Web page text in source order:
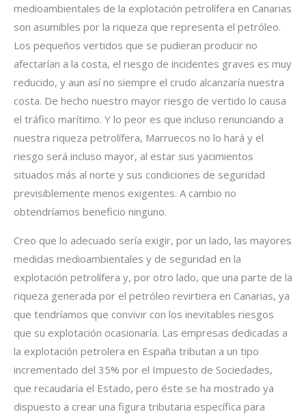
medioambientales de la explotación petrolífera en Canarias
son asumibles por la riqueza que representa el petróleo.
Los pequeños vertidos que se pudieran producir no
afectarían a la costa, el riesgo de incidentes graves es muy
reducido, y aun así no siempre el crudo alcanzaría nuestra
costa. De hecho nuestro mayor riesgo de vertido lo causa
el tráfico marítimo. Y lo peor es que incluso renunciando a
nuestra riqueza petrolífera, Marruecos no lo hará y el
riesgo será incluso mayor, al estar sus yacimientos
situados más al norte y sus condiciones de seguridad
previsiblemente menos exigentes. A cambio no
obtendríamos beneficio ninguno.
Creo que lo adecuado sería exigir, por un lado, las mayores
medidas medioambientales y de seguridad en la
explotación petrolífera y, por otro lado, que una parte de la
riqueza generada por el petróleo revirtiera en Canarias, ya
que tendríamos que convivir con los inevitables riesgos
que su explotación ocasionaría. Las empresas dedicadas a
la explotación petrolera en España tributan a un tipo
incrementado del 35% por el Impuesto de Sociedades,
que recaudaría el Estado, pero éste se ha mostrado ya
dispuesto a crear una figura tributaria específica para